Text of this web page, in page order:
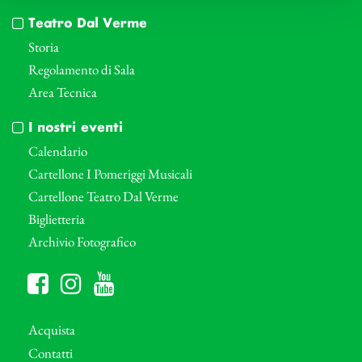
Teatro Dal Verme
Storia
Regolamento di Sala
Area Tecnica
I nostri eventi
Calendario
Cartellone I Pomeriggi Musicali
Cartellone Teatro Dal Verme
Biglietteria
Archivio Fotografico
Acquista
Contatti